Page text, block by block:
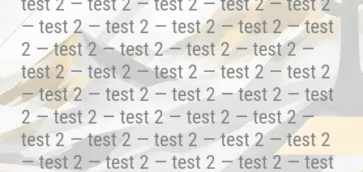
— test 2 — test 2 — test 2 — test 2 — test
2 — test 2 — test 2 — test 2 — test 2 —
test 2 — test 2 — test 2 — test 2 — test 2
— test 2 — test 2 — test 2 — test 2 — test
2 — test 2 — test 2 — test 2 — test 2 —
test 2 — test 2 — test 2 — test 2 — test 2
— test 2 — test 2 — test 2 — test 2 — test